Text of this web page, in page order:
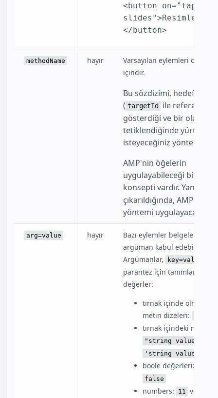
<button
slides">Resimleri
</button>
methodName hayır
Varsayılan eylemleri olan
içindir.
Bu sözdizimi, hedef
( targetId ile referansı
gösterdiği ve bir olay
tetiklendiğinde yürütmek
isteyeceğiniz yöntemdir.
AMP'nin öğelerin
uygulayabileceği bir
konsepti vardır. Yani
çıkarıldığında, AMP bu
yöntemi uygulayacaktır.
arg=value hayır
Bazı eylemler
argüman kabul edebilirler.
Argümanlar,
key=value
parantez için tanımlanır.
değerler:
tırnak içinde olmayan
metin dizeleri:
tırnak içindeki metin
"string value"
'string value'
boole değerleri:
false
numbers: 11 veya